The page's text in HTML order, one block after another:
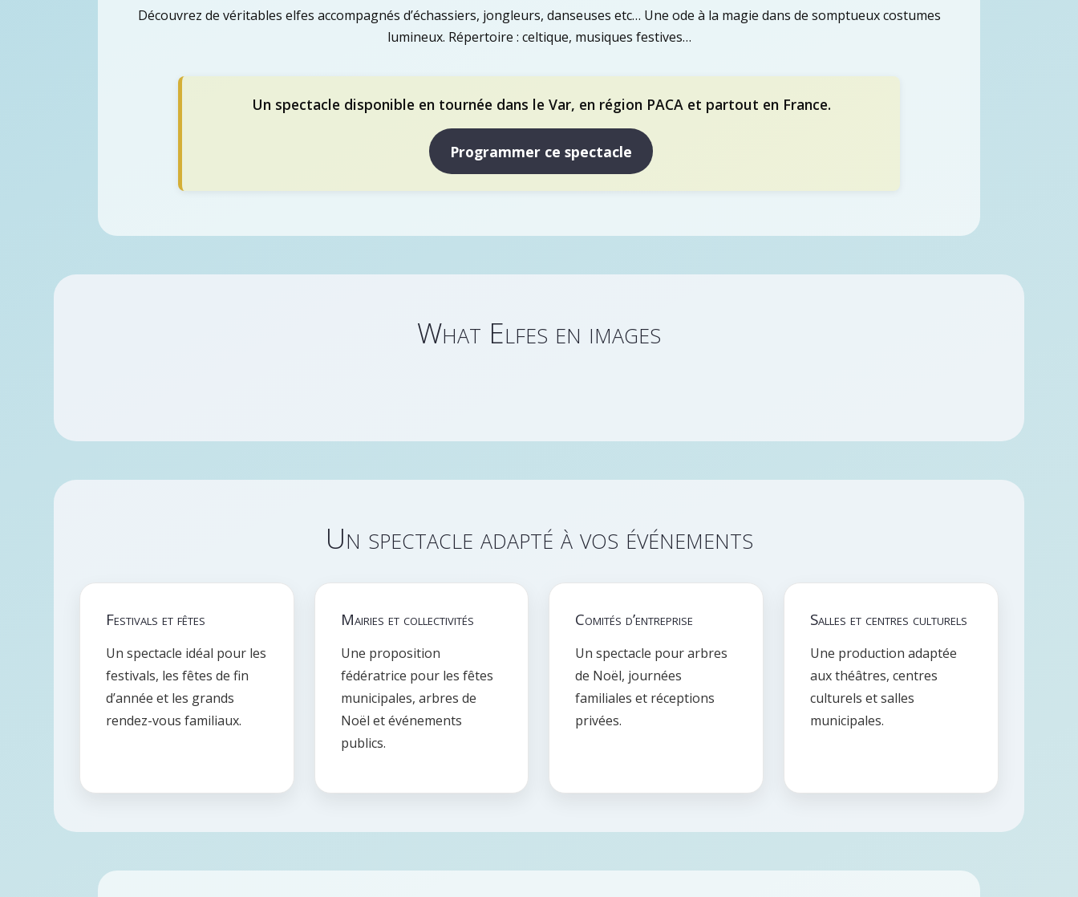
Découvrez de véritables elfes accompagnés d’échassiers, jongleurs, danseuses etc… Une ode à la magie dans de somptueux costumes
lumineux. Répertoire : celtique, musiques festives…
Un spectacle disponible en tournée dans le Var, en région PACA et partout en France.
Programmer ce spectacle
What Elfes en images
Un spectacle adapté à vos événements
Festivals et fêtes
Un spectacle idéal pour les
festivals, les fêtes de fin
d’année et les grands
rendez-vous familiaux.
Mairies et collectivités
Une proposition
fédératrice pour les fêtes
municipales, arbres de
Noël et événements
publics.
Comités d’entreprise
Un spectacle pour arbres
de Noël, journées
familiales et réceptions
privées.
Salles et centres culturels
Une production adaptée
aux théâtres, centres
culturels et salles
municipales.